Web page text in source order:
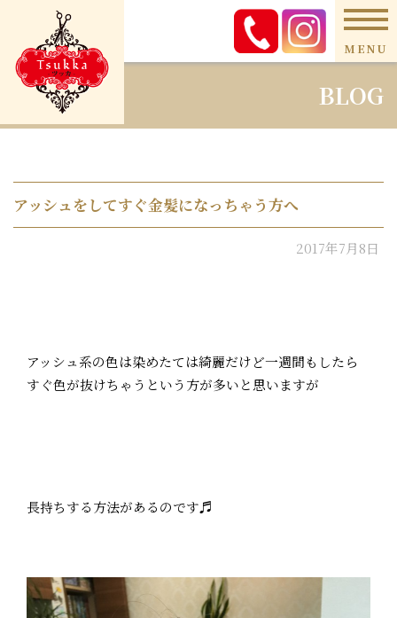
MENU
BLOG
アッシュをしてすぐ金髪になっちゃう方へ
2017年7月8日
アッシュ系の色は染めたては綺麗だけど一週間もしたら
すぐ色が抜けちゃうという方が多いと思いますが
長持ちする方法があるのです♬